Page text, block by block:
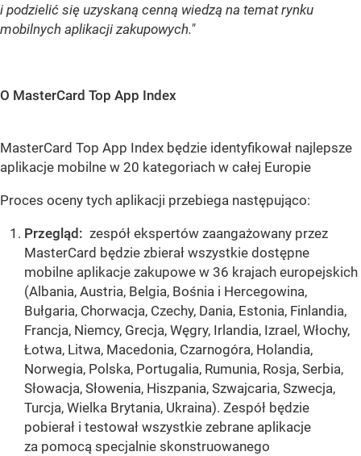
i podzielić się uzyskaną cenną wiedzą na temat rynku
mobilnych aplikacji zakupowych."
O MasterCard Top App Index
MasterCard Top App Index będzie identyfikował najlepsze
aplikacje mobilne w 20 kategoriach w całej Europie
Proces oceny tych aplikacji przebiega następująco:
Przegląd: zespół ekspertów zaangażowany przez
MasterCard będzie zbierał wszystkie dostępne
mobilne aplikacje zakupowe w 36 krajach europejskich
(Albania, Austria, Belgia, Bośnia i Hercegowina,
Bułgaria, Chorwacja, Czechy, Dania, Estonia, Finlandia,
Francja, Niemcy, Grecja, Węgry, Irlandia, Izrael, Włochy,
Łotwa, Litwa, Macedonia, Czarnogóra, Holandia,
Norwegia, Polska, Portugalia, Rumunia, Rosja, Serbia,
Słowacja, Słowenia, Hiszpania, Szwajcaria, Szwecja,
Turcja, Wielka Brytania, Ukraina). Zespół będzie
pobierał i testował wszystkie zebrane aplikacje
za pomocą specjalnie skonstruowanego